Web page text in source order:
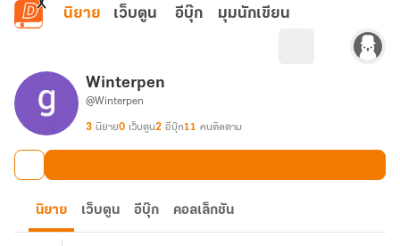
ข้ามไปยังเนื้อหาหลัก
นิยาย เว็บตูน อีบุ๊ก มุมนักเขียน
Winterpen
@Winterpen
3 นิยาย0 เว็บตูน2 อีบุ๊ก11 คนติดตาม
นิยาย เว็บตูน อีบุ๊ก คอลเล็กชัน